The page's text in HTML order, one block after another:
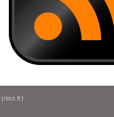
(niss.fr)